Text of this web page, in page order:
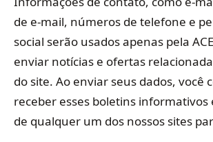
de e-mail, números de telefone e
social serão usados ​​apenas pela
enviar notícias e ofertas
do site. Ao enviar seus dados, você
receber esses boletins informativos
de qualquer um dos nossos sites